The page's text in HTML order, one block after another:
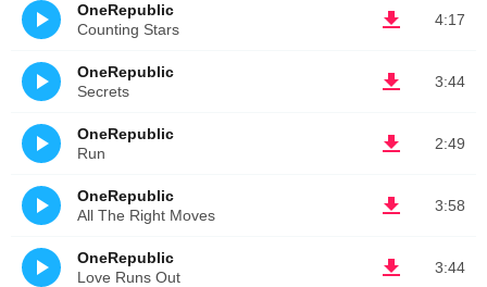
4:17
OneRepublic
Counting Stars
3:44
OneRepublic
Secrets
2:49
OneRepublic
Run
3:58
OneRepublic
All The Right Moves
3:44
OneRepublic
Love Runs Out